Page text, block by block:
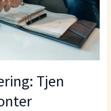
Tjen